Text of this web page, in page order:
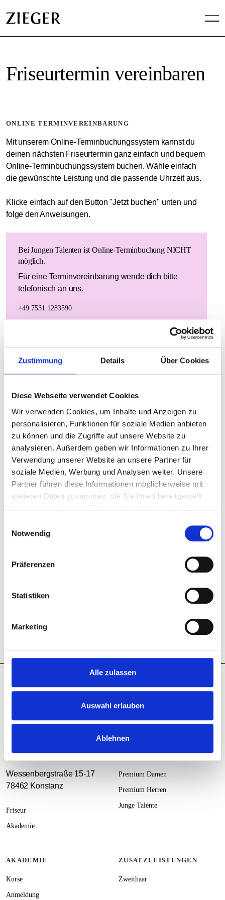
Zustimmung Details Über Cookies
Diese Webseite verwendet Cookies
Wir verwenden Cookies, um Inhalte und Anzeigen zu
personalisieren, Funktionen für soziale Medien anbieten
zu können und die Zugriffe auf unsere Website zu
analysieren. Außerdem geben wir Informationen zu Ihrer
Verwendung unserer Website an unsere Partner für
soziale Medien, Werbung und Analysen weiter. Unsere
Partner führen diese Informationen möglicherweise mit
weiteren Daten zusammen, die Sie ihnen bereitgestellt
Notwendig
Präferenzen
Statistiken
Marketing
Alle zulassen
Auswahl erlauben
Ablehnen
Friseurtermin vereinbaren
ONLINE TERMINVEREINBARUNG
Mit unserem Online-Terminbuchungssystem kannst du
deinen nächsten Friseurtermin ganz einfach und bequem
Online-Terminbuchungssystem buchen. Wähle einfach
die gewünschte Leistung und die passende Uhrzeit aus.
Klicke einfach auf den Button "Jetzt buchen" unten und
folge den Anweisungen.
Bei Jungen Talenten ist Online-Terminbuchung NICHT
möglich.
Für eine Terminvereinbarung wende dich bitte
telefonisch an uns.
+49 7531 1283590
DOCH LIEBER KLASSISCH ÜBERS TELEFON?
deinen Friseurtermin telefonisch vereinbaren? Kein
Problem! Gerne kannst du deinen Wunschtermin auch
telefonisch buchen.
KONTAKT
Wessenbergstraße 15-17
78462 Konstanz
ÖFFNUNGSZEITEN
Di – Fr
09:00 – 18:00 Uhr
KONTAKT
Wessenbergstraße 15-17
78462 Konstanz
Friseur
Akademie
SALON
Premium Damen
Premium Herren
Junge Talente
AKADEMIE
Kurse
Anmeldung
ZUSATZLEISTUNGEN
Zweithaar